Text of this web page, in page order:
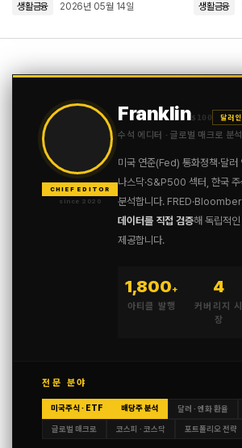
생활금융 2026년 05월 14일 생활금융
CHIEF EDITOR
since 2020
Franklin$100 달러
수석 에디터 · 글로벌 매크로 분
미국 연준(Fed) 통화정책·달러
나스닥·S&P500 섹터, 한국
분석합니다.
데이터를 직접 검증해 독립적
제공합니다.
1,800+
아티클 발행
4
커버리지 시
장
전문 분야
미국주식 · ETF 배당주 분석 달러 · 엔화 환율
글로벌 매크로 코스피 · 코스닥 포트폴리오 전략